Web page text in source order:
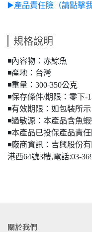
▶️產品責任險（請點擊我
規格說明
◾️內容物：赤鯮魚
◾️產地：台灣
◾️重量：300-350公克
◾️保存條件/期限：零下
◾️有效期限：如包裝所示
◾️過敏源：本產品含魚
◾️本產品已投保產品責
◾️廠商資訊：吉興股份
港西64號3樓,電話:03-
關於我們